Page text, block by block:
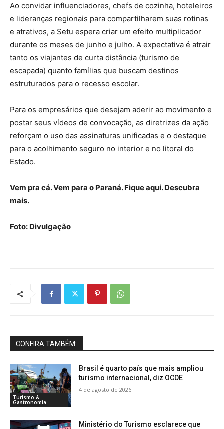
Ao convidar influenciadores, chefs de cozinha, hoteleiros
e lideranças regionais para compartilharem suas rotinas
e atrativos, a Setu espera criar um efeito multiplicador
durante os meses de junho e julho. A expectativa é atrair
tanto os viajantes de curta distância (turismo de
escapada) quanto famílias que buscam destinos
estruturados para o recesso escolar.
Para os empresários que desejam aderir ao movimento e
postar seus vídeos de convocação, as diretrizes da ação
reforçam o uso das assinaturas unificadas e o destaque
para o acolhimento seguro no interior e no litoral do
Estado.
Vem pra cá. Vem para o Paraná. Fique aqui. Descubra
mais.
Foto: Divulgação
CONFIRA TAMBÉM:
Turismo &
Gastronomia
Brasil é quarto país que mais ampliou
turismo internacional, diz OCDE
4 de agosto de 2026
Ministério do Turismo esclarece que